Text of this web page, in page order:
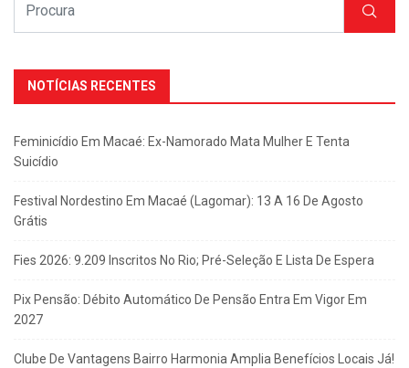
NOTÍCIAS RECENTES
Feminicídio Em Macaé: Ex-Namorado Mata Mulher E Tenta
Suicídio
Festival Nordestino Em Macaé (Lagomar): 13 A 16 De Agosto
Grátis
Fies 2026: 9.209 Inscritos No Rio; Pré-Seleção E Lista De Espera
Pix Pensão: Débito Automático De Pensão Entra Em Vigor Em
2027
Clube De Vantagens Bairro Harmonia Amplia Benefícios Locais Já!